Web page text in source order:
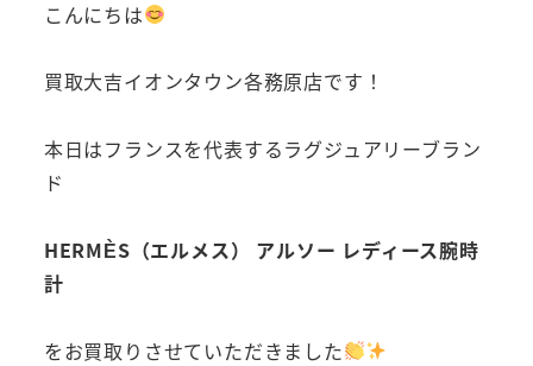
こんにちは
買取大吉イオンタウン各務原店です！
本日はフランスを代表するラグジュアリーブラン
ド
HERMÈS（エルメス） アルソー レディース腕時
計
をお買取りさせていただきました